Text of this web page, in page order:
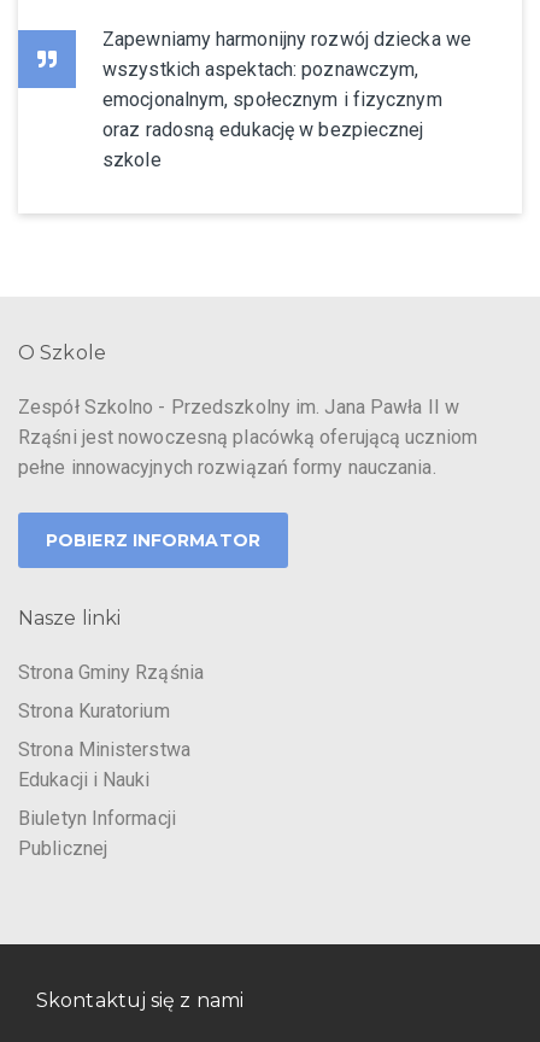
Zapewniamy harmonijny rozwój dziecka we
wszystkich aspektach: poznawczym,
emocjonalnym, społecznym i fizycznym
oraz radosną edukację w bezpiecznej
szkole
O Szkole
Zespół Szkolno - Przedszkolny im. Jana Pawła II w
Rząśni jest nowoczesną placówką oferującą uczniom
pełne innowacyjnych rozwiązań formy nauczania.
POBIERZ INFORMATOR
Nasze linki
Strona Gminy Rząśnia
Strona Kuratorium
Strona Ministerstwa
Edukacji i Nauki
Biuletyn Informacji
Publicznej
Skontaktuj się z nami